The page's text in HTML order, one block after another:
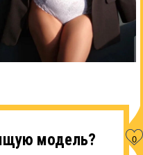
0
модель?